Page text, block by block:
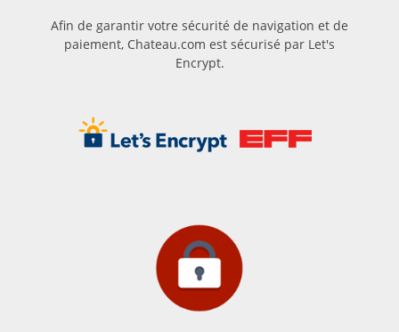
Afin de garantir votre sécurité de navigation et de
paiement, Chateau.com est sécurisé par Let's
Encrypt.